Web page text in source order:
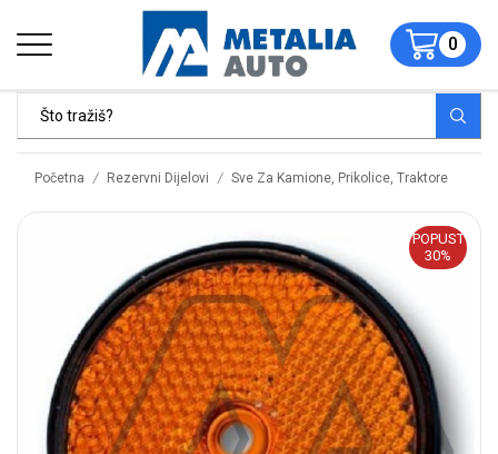
0
Početna / Rezervni Dijelovi / Sve Za Kamione, Prikolice, Traktore
POPUST
30%